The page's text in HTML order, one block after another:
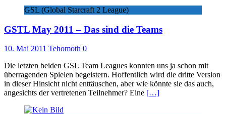
GSL (Global Starcraft 2 League)
GSTL May 2011 – Das sind die Teams
10. Mai 2011 Tehomoth 0
Die letzten beiden GSL Team Leagues konnten uns ja schon mit
überragenden Spielen begeistern. Hoffentlich wird die dritte Version
in dieser Hinsicht nicht enttäuschen, aber wie könnte sie das auch,
angesichts der vertretenen Teilnehmer? Eine […]